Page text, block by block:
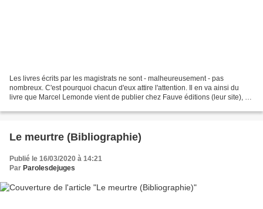
Les livres écrits par les magistrats ne sont - malheureusement - pas
nombreux. C'est pourquoi chacun d'eux attire l'attention. Il en va ainsi du
livre que Marcel Lemonde vient de publier chez Fauve éditions (leur site), et
Le meurtre (Bibliographie)
Publié le 16/03/2020 à 14:21
Par Parolesdejuges